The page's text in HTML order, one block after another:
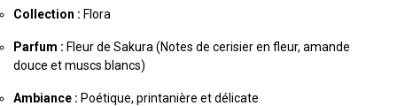
Collection : Flora
Parfum : Fleur de Sakura (Notes de cerisier en fleur, amande
douce et muscs blancs)
Ambiance : Poétique, printanière et délicate